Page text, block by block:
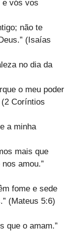
e vós vos
não te
(Isaías
no dia da
o meu poder
Coríntios
a minha
mais que
amou.”
fome e sede
(Mateus 5:6)
que o amam.”